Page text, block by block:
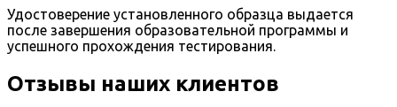
Удостоверение установленного образца выдается
после завершения образовательной программы и
успешного прохождения тестирования.
Отзывы наших клиентов